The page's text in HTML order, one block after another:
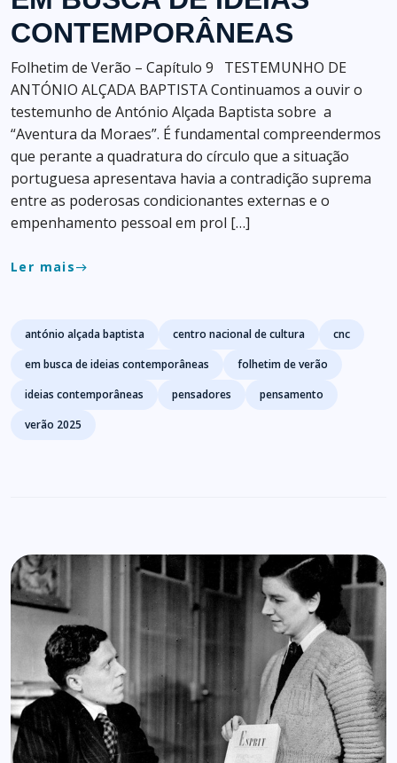
CONTEMPORÂNEAS
Folhetim de Verão – Capítulo 9 TESTEMUNHO DE
ANTÓNIO ALÇADA BAPTISTA Continuamos a ouvir o
testemunho de António Alçada Baptista sobre a
“Aventura da Moraes”. É fundamental compreendermos
que perante a quadratura do círculo que a situação
portuguesa apresentava havia a contradição suprema
entre as poderosas condicionantes externas e o
empenhamento pessoal em prol […]
Ler maiseast
Tags
antónio alçada baptista centro nacional de cultura
cnc
em busca de ideias contemporâneas
folhetim de verão
ideias contemporâneas
pensadores
pensamento
verão 2025